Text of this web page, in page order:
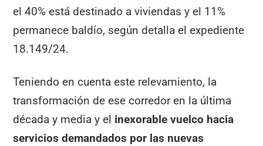
el 40% está destinado a viviendas y el 11%
permanece baldío, según detalla el expediente
18.149/24.
Teniendo en cuenta este relevamiento, la
transformación de ese corredor en la última
década y media y el inexorable vuelco hacia
servicios demandados por las nuevas